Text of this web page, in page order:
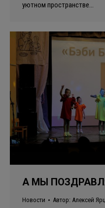
уютном пространстве…
А МЫ
Новости Автор: Алексей